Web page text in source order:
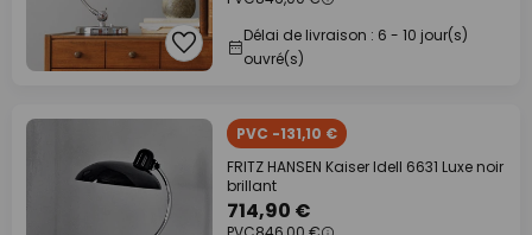
Délai de livraison : 6 - 10 jour(s)
ouvré(s)
PVC -131,10 €
FRITZ HANSEN Kaiser Idell 6631 Luxe noir
brillant
714,90 €